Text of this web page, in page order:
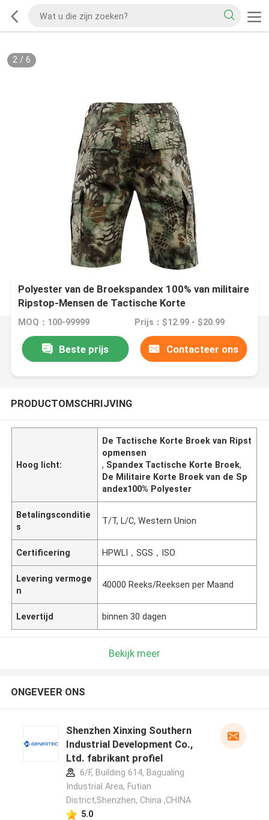
2/ 6
Polyester van de Broekspandex 100% van militaire
Ripstop-Mensen de Tactische Korte
MOQ：100-99999 Prijs：$12.99 - $20.99
Beste prijs Contacteer ons
PRODUCTOMSCHRIJVING
Hoog licht:
De Tactische Korte Broek van Ripst
opmensen
, Spandex Tactische Korte Broek,
De Militaire Korte Broek van de Sp
andex100% Polyester
Betalingsconditie
s
T/T, L/C, Western Union
Certificering HPWLI，SGS，ISO
Levering vermoge
n
40000 Reeks/Reeksen per Maand
Levertijd binnen 30 dagen
Bekijk meer
ONGEVEER ONS
Shenzhen Xinxing Southern
Industrial Development Co.,
Ltd. fabrikant profiel
6/F, Building 614, Bagualing
Industrial Area, Futian
District,Shenzhen, China ,CHINA
5.0